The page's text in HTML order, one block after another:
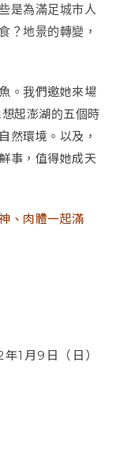
是為滿足城市人
？地景的轉變，
。我們邀她來場
起澎湖的五個時
然環境。以及，
事，值得她成天
、肉體一起滿
1月9日（日）